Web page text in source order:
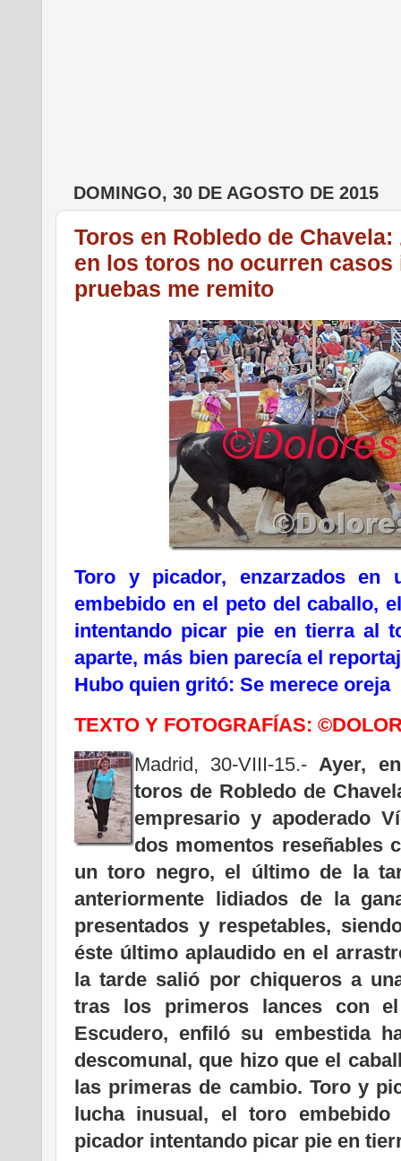
DOMINGO, 30 DE AGOSTO DE 2015
Toros en Robledo de
en los toros no ocurren casos
pruebas me remito
Toro y picador, enzarzados en
embebido en el peto del caballo,
intentando picar pie en tierra al
aparte, más bien parecía el
Hubo quien gritó: Se merece oreja
TEXTO Y FOTOGRAFÍAS:
Madrid, 30-VIII-15.-Ayer,
toros de Robledo de
empresario y apoderado
dos momentos reseñables
un toro negro, el último de la
anteriormente lidiados de la
presentados y respetables,
éste último aplaudido en el
la tarde salió por chiqueros a
tras los primeros lances con
Escudero, enfiló su embestida
descomunal, que hizo que el
las primeras de cambio. Toro y
lucha inusual, el toro
picador intentando picar pie en